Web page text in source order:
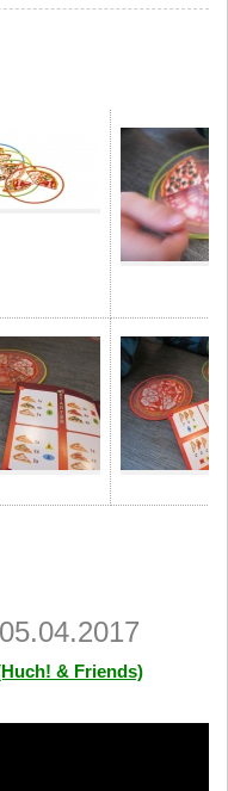
& Friends)